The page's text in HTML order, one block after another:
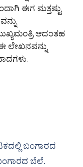
ಈಗ ಮತ್ತಷ್ಟು
ಆದಂತಹ
ಲೇಖನವನ್ನು
ಬಂಗಾರದ
ಬೆಲೆ.